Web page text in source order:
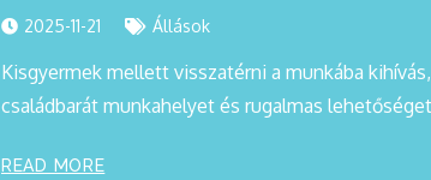
2025-11-21 Állások
Kisgyermek mellett visszatérni a munkába
családbarát munkahelyet és rugalmas
READ MORE